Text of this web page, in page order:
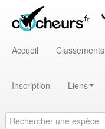
Accueil Classements
Inscription Liens